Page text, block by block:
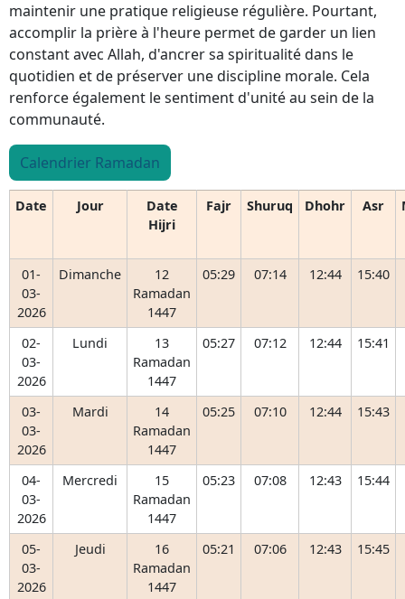
maintenir une pratique religieuse régulière. Pourtant,
accomplir la prière à l'heure permet de garder un lien
constant avec Allah, d'ancrer sa spiritualité dans le
quotidien et de préserver une discipline morale. Cela
renforce également le sentiment d'unité au sein de la
communauté.
Calendrier Ramadan
Date Jour
Date
Hijri
Fajr Shuruq Dhohr Asr
01-
03-
2026
Dimanche
12
Ramadan
1447
05:29 07:14 12:44 15:40
02-
03-
2026
Lundi
13
Ramadan
1447
05:27 07:12 12:44 15:41
03-
03-
2026
Mardi
14
Ramadan
1447
05:25 07:10 12:44 15:43
04-
03-
2026
Mercredi
15
Ramadan
1447
05:23 07:08 12:43 15:44
05-
03-
2026
Jeudi
16
Ramadan
1447
05:21 07:06 12:43 15:45